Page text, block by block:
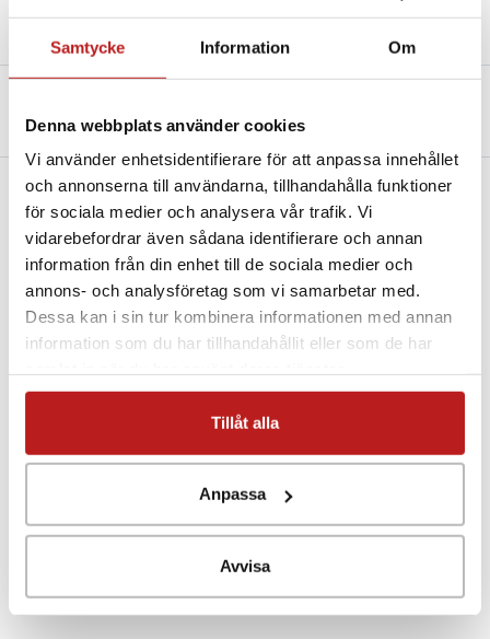
Vi använder enhetsidentifierare för att anpassa innehållet
och annonserna till användarna, tillhandahålla funktioner
för sociala medier och analysera vår trafik. Vi
vidarebefordrar även sådana identifierare och annan
information från din enhet till de sociala medier och
annons- och analysföretag som vi samarbetar med.
Dessa kan i sin tur kombinera informationen med annan
information som du har tillhandahållit eller som de har
samlat in när du har använt deras tjänster.
Filer och Länkar
Batteri 3.6V litium till Intab Wireless System.